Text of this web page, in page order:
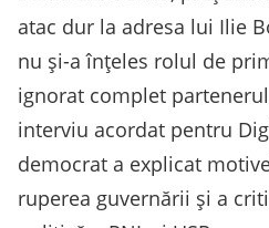
atac dur la adresa lui Ilie
nu și-a înțeles rolul de
ignorat complet
interviu acordat pentru
democrat a explicat
ruperea guvernării și a